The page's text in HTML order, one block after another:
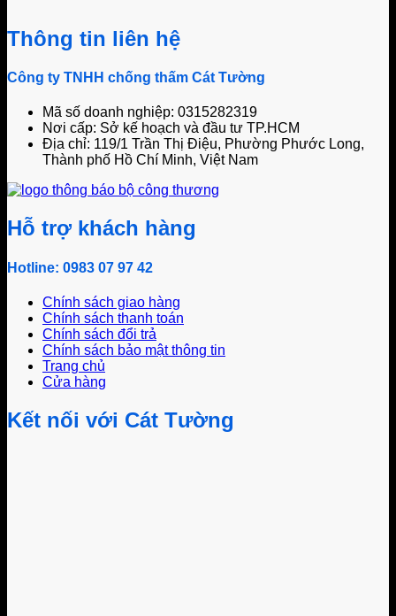
Thông tin liên hệ
Công ty TNHH chống thấm Cát Tường
Mã số doanh nghiệp: 0315282319
Nơi cấp: Sở kế hoạch và đầu tư TP.HCM
Địa chỉ: 119/1 Trần Thị Điệu, Phường Phước Long,
Thành phố Hồ Chí Minh, Việt Nam
Hỗ trợ khách hàng
Hotline: 0983 07 97 42
Chính sách giao hàng
Chính sách thanh toán
Chính sách đổi trả
Chính sách bảo mật thông tin
Trang chủ
Cửa hàng
Kết nối với Cát Tường